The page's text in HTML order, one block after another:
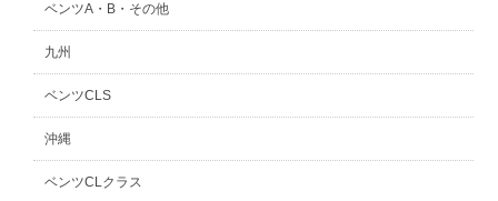
ベンツA・B・その他
九州
ベンツCLS
沖縄
ベンツCLクラス